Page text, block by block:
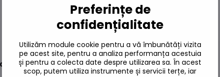
30g
Preferințe de
confidențialitate
Utilizăm module cookie pentru a vă îmbunătăți vizita
pe acest site, pentru a analiza performanța acestuia
și pentru a colecta date despre utilizarea sa. În acest
scop, putem utiliza instrumente și servicii terțe, iar